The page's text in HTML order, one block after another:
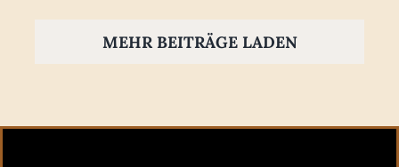
MEHR BEITRÄGE LADEN